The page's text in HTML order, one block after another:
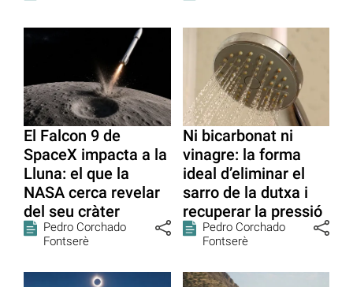
El Falcon 9 de
SpaceX impacta a la
Lluna: el que la
NASA cerca revelar
del seu cràter
Pedro Corchado
Fontserè
Ni bicarbonat ni
vinagre: la forma
ideal d’eliminar el
sarro de la dutxa i
recuperar la pressió
Pedro Corchado
Fontserè